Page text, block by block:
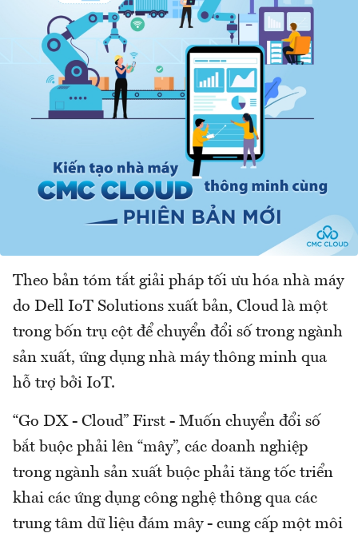
Theo bản tóm tắt giải pháp tối ưu hóa nhà máy
do Dell IoT Solutions xuất bản, Cloud là một
trong bốn trụ cột để chuyển đổi số trong ngành
sản xuất, ứng dụng nhà máy thông minh qua
hỗ trợ bởi IoT.
“Go DX - Cloud” First - Muốn chuyển đổi số
bắt buộc phải lên “mây”, các doanh nghiệp
trong ngành sản xuất buộc phải tăng tốc triển
khai các ứng dụng công nghệ thông qua các
trung tâm dữ liệu đám mây - cung cấp một môi